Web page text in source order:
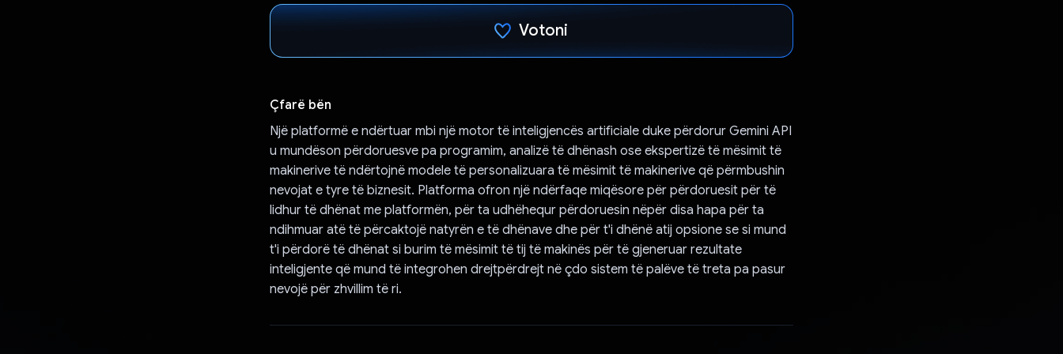
Votoni
Çfarë bën
Një platformë e ndërtuar mbi një motor të inteligjencës artificiale duke përdorur Gemini API
u mundëson përdoruesve pa programim, analizë të dhënash ose ekspertizë të mësimit të
makinerive të ndërtojnë modele të personalizuara të mësimit të makinerive që përmbushin
nevojat e tyre të biznesit. Platforma ofron një ndërfaqe miqësore për përdoruesit për të
lidhur të dhënat me platformën, për ta udhëhequr përdoruesin nëpër disa hapa për ta
ndihmuar atë të përcaktojë natyrën e të dhënave dhe për t'i dhënë atij opsione se si mund
t'i përdorë të dhënat si burim të mësimit të tij të makinës për të gjeneruar rezultate
inteligjente që mund të integrohen drejtpërdrejt në çdo sistem të palëve të treta pa pasur
nevojë për zhvillim të ri.